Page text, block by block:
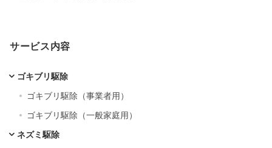
サービス内容
ゴキブリ駆除
ゴキブリ駆除（事業者用）
ゴキブリ駆除（一般家庭用）
ネズミ駆除